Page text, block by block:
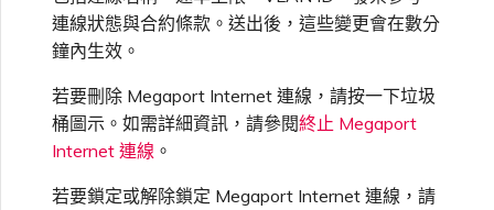
連線狀態與合約條款。送出後，這些變更會在數分
鐘內生效。
若要刪除 Megaport Internet 連線，請按一下垃圾
桶圖示。如需詳細資訊，請參閱終止 Megaport
Internet 連線 。
若要鎖定或解除鎖定 Megaport Internet 連線，請